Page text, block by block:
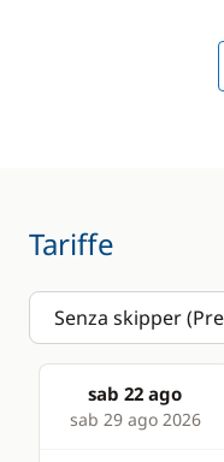
Tariffe
sab 22 ago
sab 29 ago 2026